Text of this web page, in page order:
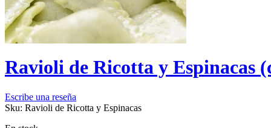
Ravioli de Ricotta y Espinacas
Escribe una reseña
Sku: Ravioli de Ricotta y Espinacas